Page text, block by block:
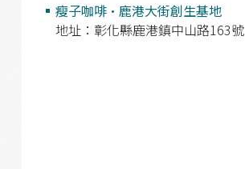
瘦子咖啡•鹿港大街創生基地
地址：彰化縣鹿港鎮中山路163號